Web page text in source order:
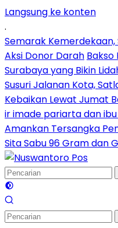
Langsung ke konten
.
Semarak
Aksi Donor Darah Bakso
Surabaya yang Bikin
Susuri Jalanan Kota,
Kebaikan Lewat Jumat
ir imade pariarta dan
Amankan Tersangka
Sita Sabu 96 Gram dan